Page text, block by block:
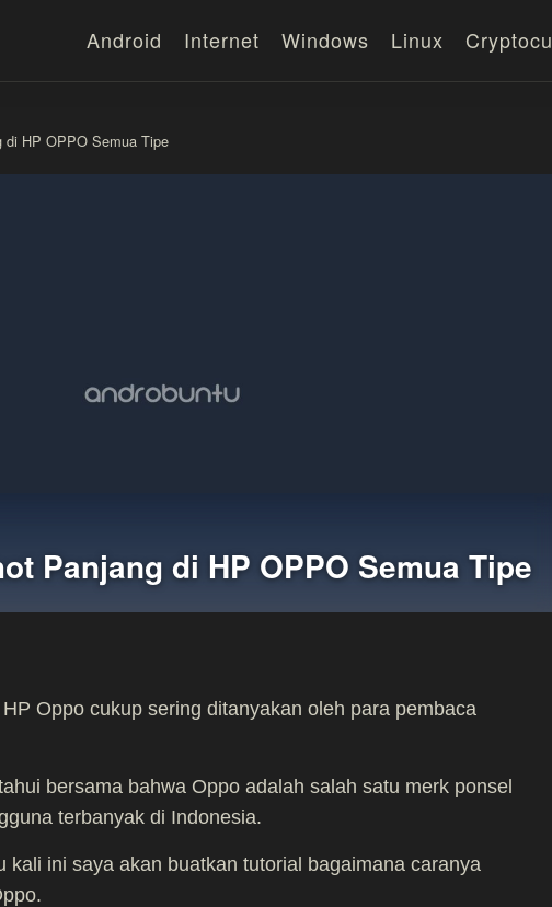
Android Internet Windows Linux
di HP OPPO Semua Tipe
Panjang di HP OPPO Semua Tipe
Oppo cukup sering ditanyakan oleh para pembaca
bersama bahwa Oppo adalah salah satu merk ponsel
terbanyak di Indonesia.
kali ini saya akan buatkan tutorial bagaimana caranya